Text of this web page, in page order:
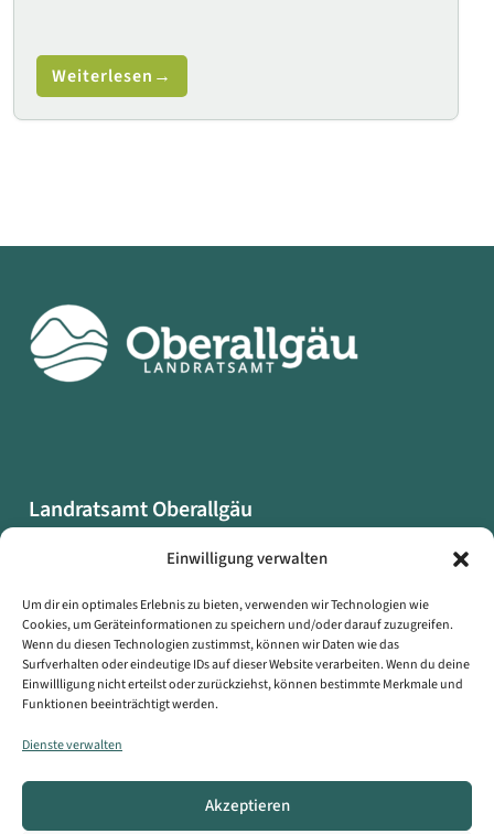
Einwilligung verwalten
Um dir ein optimales Erlebnis zu bieten, verwenden wir Technologien wie
Cookies, um Geräteinformationen zu speichern und/oder darauf zuzugreifen.
Wenn du diesen Technologien zustimmst, können wir Daten wie das
Surfverhalten oder eindeutige IDs auf dieser Website verarbeiten. Wenn du deine
Einwillligung nicht erteilst oder zurückziehst, können bestimmte Merkmale und
Funktionen beeinträchtigt werden.
Dienste verwalten
Akzeptieren
Weiterlesen
Landratsamt Oberallgäu
87527 Sonthofen
Datenschutzerklärung
Impressum
Erklärung zur Barrierefreiheit
Copyright © Landratsamt Oberallgäu